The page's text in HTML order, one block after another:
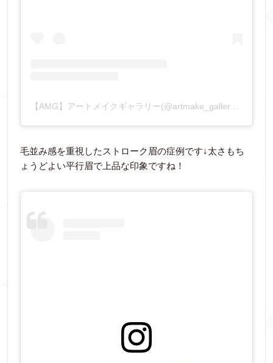
毛並み感を重視したストローク眉の症例です↓太さもち
ょうどよい平行眉で上品な印象ですね！